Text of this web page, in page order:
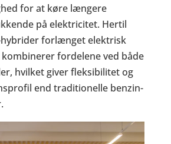
for at køre længere
på elektricitet. Hertil
forlænget elektrisk
fordelene ved både
hvilket giver fleksibilitet og
end traditionelle benzin-